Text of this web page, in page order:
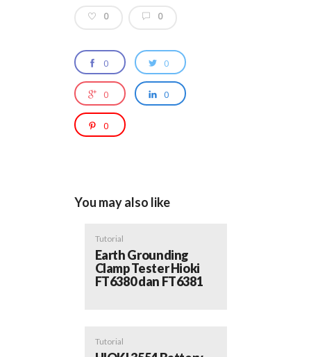
0 0
0 0
0 0
0
You may also like
Tutorial
Earth Grounding
Clamp Tester Hioki
FT6380 dan FT6381
Tutorial